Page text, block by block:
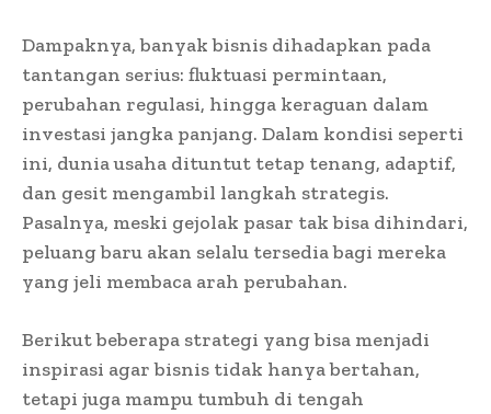
Dampaknya, banyak bisnis dihadapkan pada
tantangan serius: fluktuasi permintaan,
perubahan regulasi, hingga keraguan dalam
investasi jangka panjang. Dalam kondisi seperti
ini, dunia usaha dituntut tetap tenang, adaptif,
dan gesit mengambil langkah strategis.
Pasalnya, meski gejolak pasar tak bisa dihindari,
peluang baru akan selalu tersedia bagi mereka
yang jeli membaca arah perubahan.
Berikut beberapa strategi yang bisa menjadi
inspirasi agar bisnis tidak hanya bertahan,
tetapi juga mampu tumbuh di tengah